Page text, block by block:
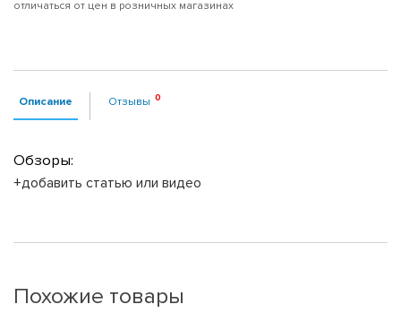
отличаться от цен в розничных магазинах
Описание Отзывы
Обзоры:
+добавить статью или видео
Похожие товары